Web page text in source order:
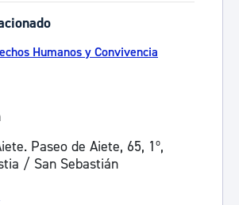
Humanos y Convivencia
Paseo de Aiete, 65, 1º,
/ San Sebastián